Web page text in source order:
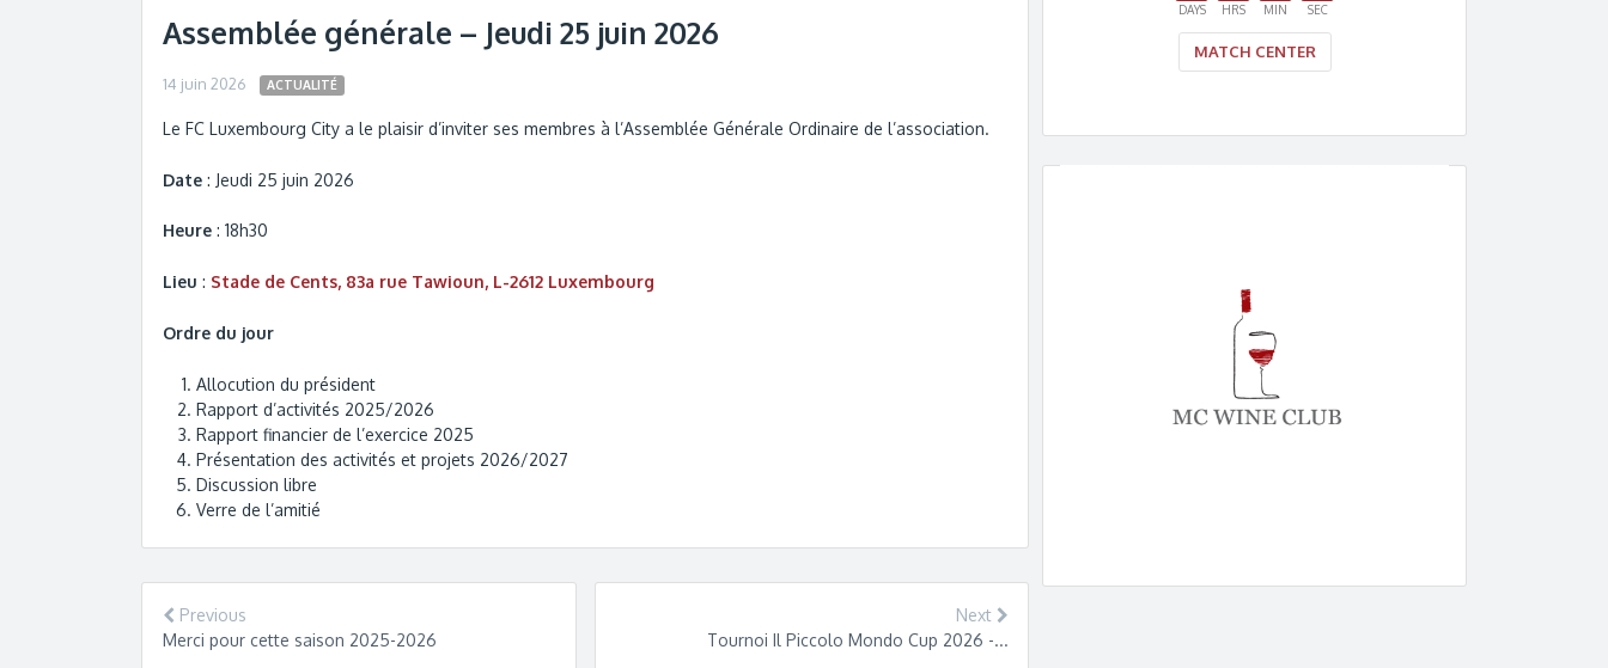
Assemblée générale – Jeudi 25 juin 2026
14 juin 2026 ACTUALITÉ
Le FC Luxembourg City a le plaisir d’inviter ses membres à l’Assemblée Générale Ordinaire de l’association.
Date: Jeudi 25 juin 2026
Heure: 18h30
Lieu : Stade de Cents, 83a rue Tawioun, L-2612 Luxembourg
Ordre du jour
Allocution du président
Rapport d’activités 2025/2026
Rapport financier de l’exercice 2025
Présentation des activités et projets 2026/2027
Discussion libre
Verre de l’amitié
Previous
Merci pour cette saison 2025-2026
Next
Tournoi Il Piccolo Mondo Cup 2026 -...
DAYS HRS MIN SEC
MATCH CENTER